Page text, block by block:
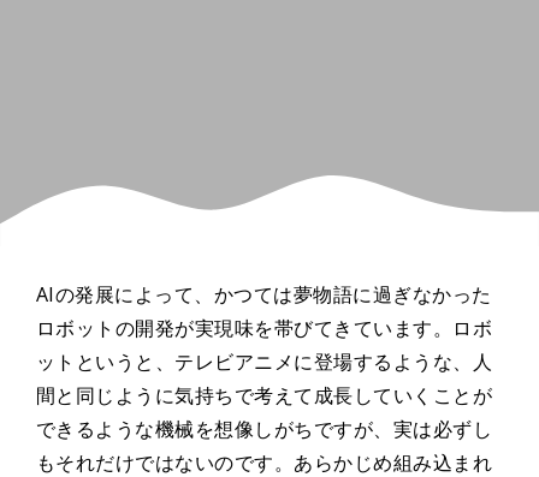
AIの発展によって、かつては夢物語に過ぎなかった
ロボットの開発が実現味を帯びてきています。ロボ
ットというと、テレビアニメに登場するような、人
間と同じように気持ちで考えて成長していくことが
できるような機械を想像しがちですが、実は必ずし
もそれだけではないのです。あらかじめ組み込まれ